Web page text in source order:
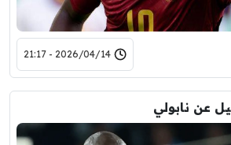
2026/04/14 - 21:17
عن نابولي